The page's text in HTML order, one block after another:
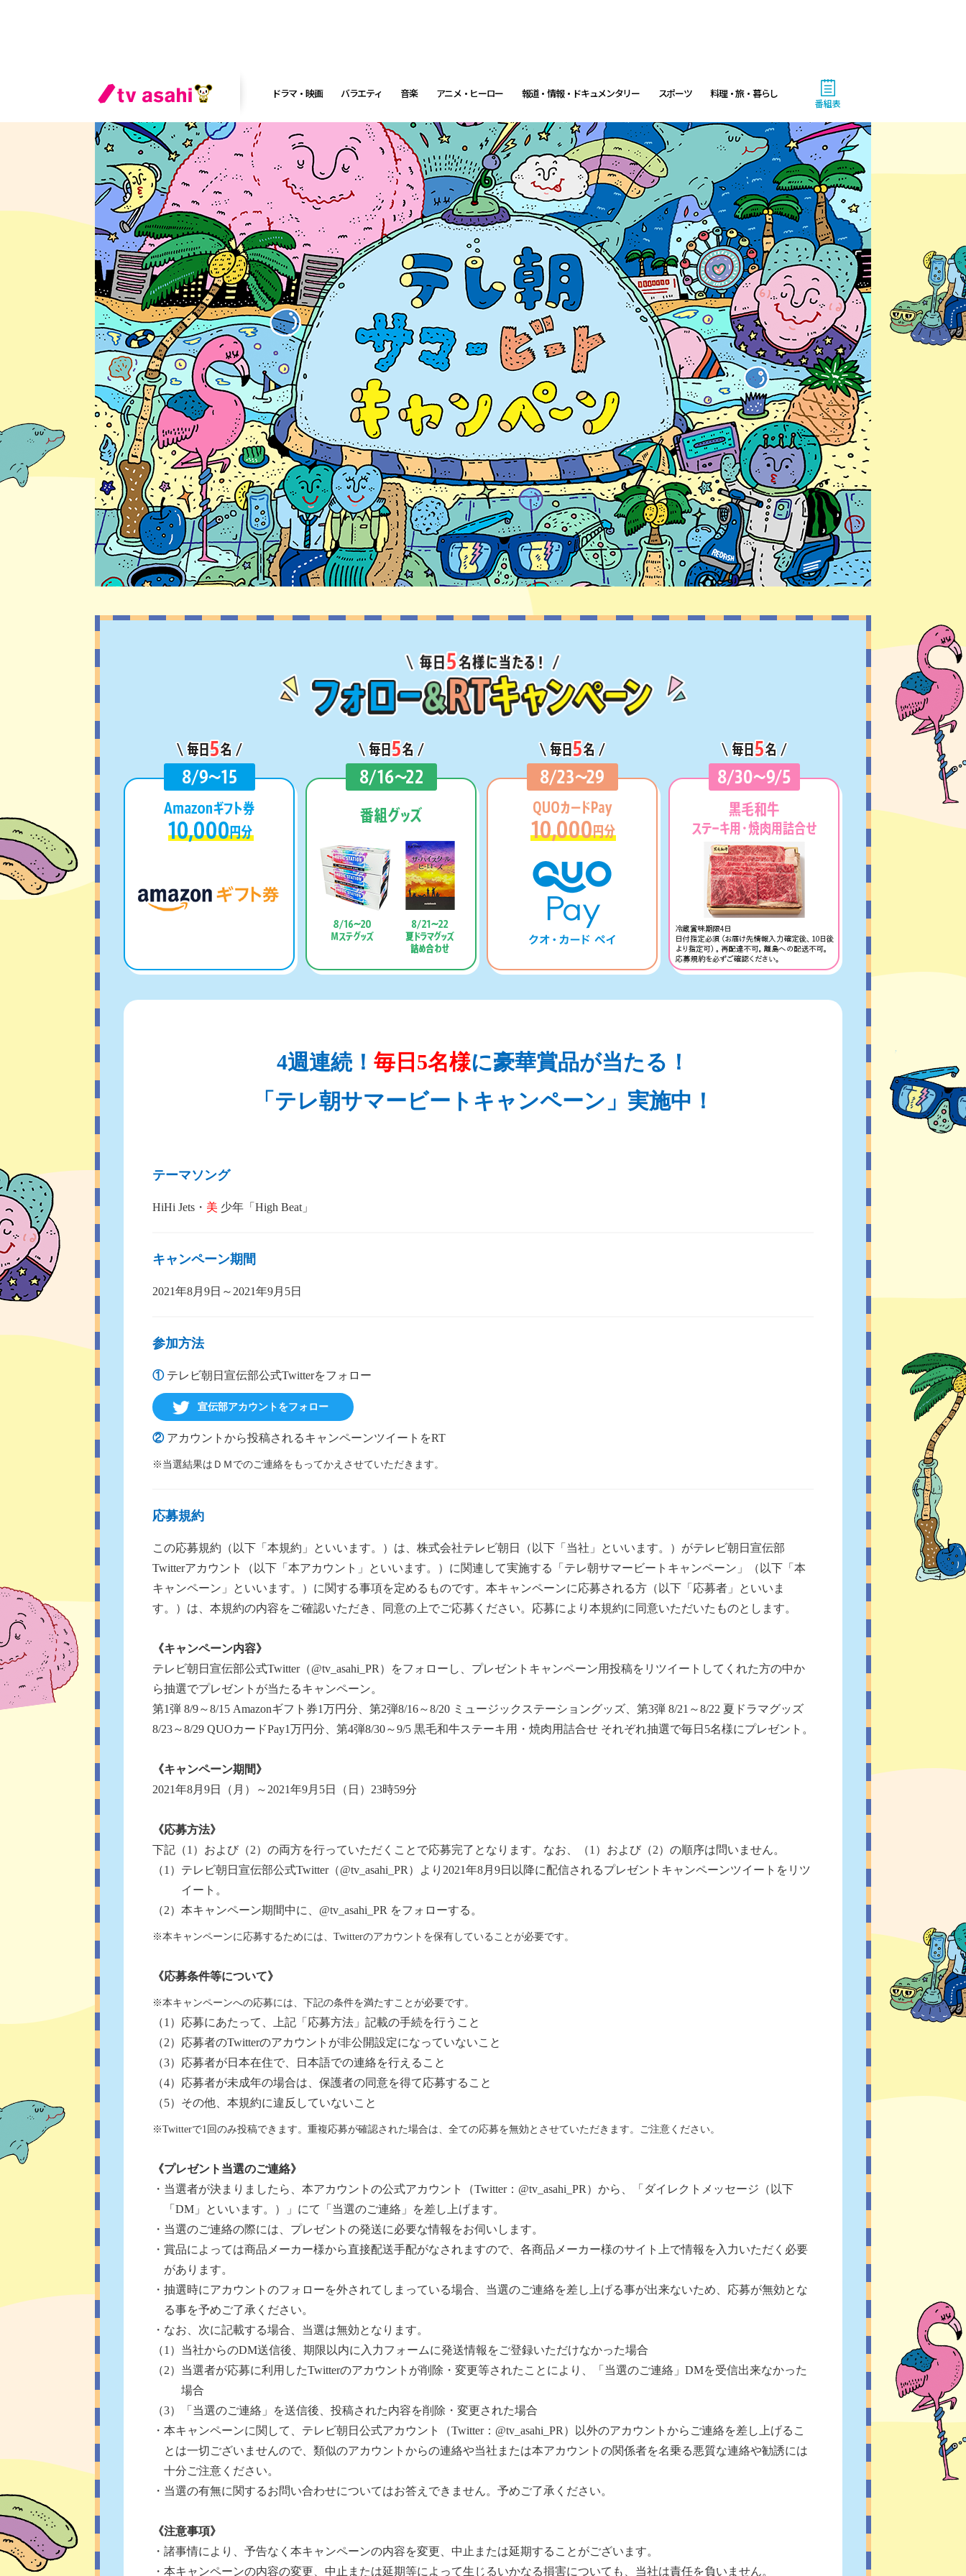
ドラマ・映画 バラエティ 音楽 アニメ・ヒーロー 報道・情報・ドキュメンタリー スポーツ 料理・旅・暮らし
番組表
4週連続！ 毎日5名様に豪華賞品が当たる！
「テレ朝サマービートキャンペーン」実施中！
テーマソング
HiHi Jets・ 美 少年「High Beat」
キャンペーン期間
2021年8月9日～2021年9月5日
参加方法
①テレビ朝日宣伝部公式Twitterをフォロー
宣伝部アカウントをフォロー
②アカウントから投稿されるキャンペーンツイートをRT
※当選結果はＤＭでのご連絡をもってかえさせていただきます。
応募規約
この応募規約（以下「本規約」といいます。）は、株式会社テレビ朝日（以下「当社」といいます。）がテレビ朝日宣伝部
Twitterアカウント（以下「本アカウント」といいます。）に関連して実施する「テレ朝サマービートキャンペーン」（以下「本
キャンペーン」といいます。）に関する事項を定めるものです。本キャンペーンに応募される方（以下「応募者」といいま
す。）は、本規約の内容をご確認いただき、同意の上でご応募ください。応募により本規約に同意いただいたものとします。
《キャンペーン内容》
テレビ朝日宣伝部公式Twitter（@tv_asahi_PR）をフォローし、プレゼントキャンペーン用投稿をリツイートしてくれた方の中か
ら抽選でプレゼントが当たるキャンペーン。
第1弾 8/9～8/15 Amazonギフト券1万円分、第2弾8/16～8/20 ミュージックステーショングッズ、第3弾 8/21～8/22 夏ドラマグッズ
8/23～8/29 QUOカードPay1万円分、第4弾8/30～9/5 黒毛和牛ステーキ用・焼肉用詰合せ それぞれ抽選で毎日5名様にプレゼント。
《キャンペーン期間》
2021年8月9日（月）～2021年9月5日（日）23時59分
《応募方法》
下記（1）および（2）の両方を行っていただくことで応募完了となります。なお、（1）および（2）の順序は問いません。
（1）テレビ朝日宣伝部公式Twitter（@tv_asahi_PR）より2021年8月9日以降に配信されるプレゼントキャンペーンツイートをリツ
イート。
（2）本キャンペーン期間中に、@tv_asahi_PR をフォローする。
※本キャンペーンに応募するためには、Twitterのアカウントを保有していることが必要です。
《応募条件等について》
※本キャンペーンへの応募には、下記の条件を満たすことが必要です。
（1）応募にあたって、上記「応募方法」記載の手続を行うこと
（2）応募者のTwitterのアカウントが非公開設定になっていないこと
（3）応募者が日本在住で、日本語での連絡を行えること
（4）応募者が未成年の場合は、保護者の同意を得て応募すること
（5）その他、本規約に違反していないこと
※Twitterで1回のみ投稿できます。重複応募が確認された場合は、全ての応募を無効とさせていただきます。ご注意ください。
《プレゼント当選のご連絡》
・当選者が決まりましたら、本アカウントの公式アカウント（Twitter：@tv_asahi_PR）から、「ダイレクトメッセージ（以下
「DM」といいます。）」にて「当選のご連絡」を差し上げます。
・当選のご連絡の際には、プレゼントの発送に必要な情報をお伺いします。
・賞品によっては商品メーカー様から直接配送手配がなされますので、各商品メーカー様のサイト上で情報を入力いただく必要
があります。
・抽選時にアカウントのフォローを外されてしまっている場合、当選のご連絡を差し上げる事が出来ないため、応募が無効とな
る事を予めご了承ください。
・なお、次に記載する場合、当選は無効となります。
（1）当社からのDM送信後、期限以内に入力フォームに発送情報をご登録いただけなかった場合
（2）当選者が応募に利用したTwitterのアカウントが削除・変更等されたことにより、「当選のご連絡」DMを受信出来なかった
場合
（3）「当選のご連絡」を送信後、投稿された内容を削除・変更された場合
・本キャンペーンに関して、テレビ朝日公式アカウント（Twitter：@tv_asahi_PR）以外のアカウントからご連絡を差し上げるこ
とは一切ございませんので、類似のアカウントからの連絡や当社または本アカウントの関係者を名乗る悪質な連絡や勧誘には
十分ご注意ください。
・当選の有無に関するお問い合わせについてはお答えできません。予めご了承ください。
《注意事項》
・諸事情により、予告なく本キャンペーンの内容を変更、中止または延期することがございます。
・本キャンペーンの内容の変更、中止または延期等によって生じるいかなる損害についても、当社は責任を負いません。